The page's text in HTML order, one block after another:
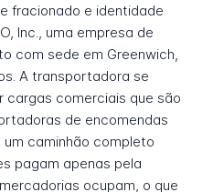
fracionado e identidade
Inc., uma empresa de
com sede em Greenwich,
A transportadora se
cargas comerciais que são
de encomendas
caminhão completo
pagam apenas pela
ocupam, o que